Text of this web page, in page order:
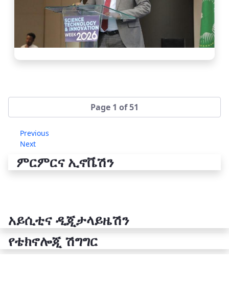
Page 1 of 51
Previous
Next
ምርምርና ኢኖቬሽን
አይሲቲና ዲጂታላይዜሽን
የቴክኖሎጂ ሽግግር